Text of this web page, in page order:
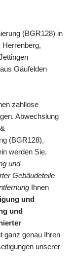
(BGR128) in
Herrenberg,
Gäufelden
zahllose
Abwechslung
(BGR128),
werden Sie,
und
Gebäudeteile
Ihnen
und
und
ganz genau Ihren
unserer